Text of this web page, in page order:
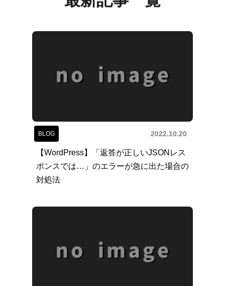
BLOG 2022.10.20
【WordPress】「返答が正しいJSONレス
ポンスでは…」のエラーが急に出た場合の
対処法